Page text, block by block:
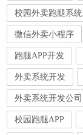
校园外卖跑腿系统
微信外卖小程序
跑腿APP开发
外卖系统开发
外卖系统开发公司
校园跑腿APP